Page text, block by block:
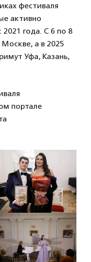
фестиваля
активно
года. С 6 по 8
а в 2025
Уфа, Казань,
портале